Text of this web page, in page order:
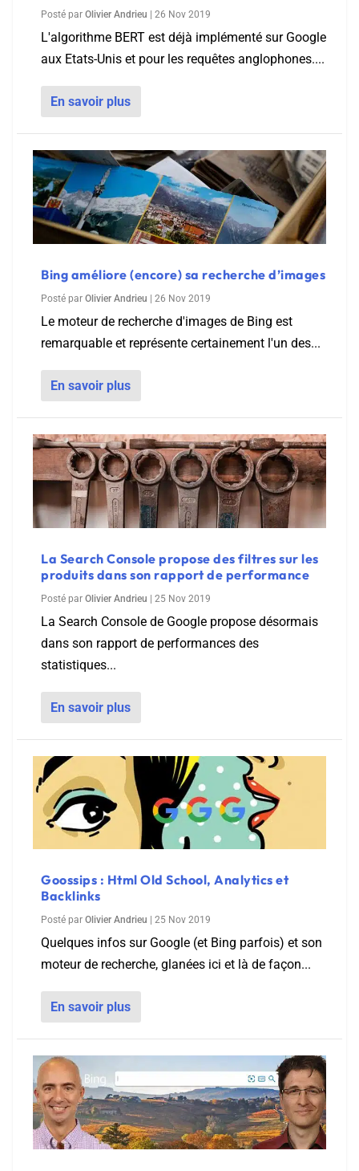
Posté par Olivier Andrieu 26 Nov 2019
L'algorithme BERT est déjà implémenté sur Google
aux Etats-Unis et pour les requêtes anglophones....
En savoir plus
Bing améliore (encore) sa recherche d’images
Posté par Olivier Andrieu 26 Nov 2019
Le moteur de recherche d'images de Bing est
remarquable et représente certainement l'un des...
En savoir plus
La Search Console propose des filtres sur les
produits dans son rapport de performance
Posté par Olivier Andrieu | 25 Nov 2019
La Search Console de Google propose désormais
dans son rapport de performances des
statistiques...
En savoir plus
Goossips : Html Old School, Analytics et
Backlinks
Posté par Olivier Andrieu 25 Nov 2019
Quelques infos sur Google (et Bing parfois) et son
moteur de recherche, glanées ici et là de façon...
En savoir plus